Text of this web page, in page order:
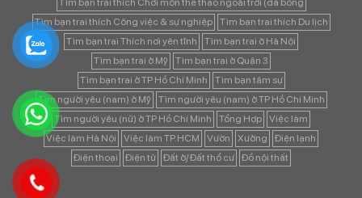
Tìm bạn trai thích Chơi môn thể thao ngoài trời (đá bóng
Tìm bạn trai thích Công việc & sự nghiệp
Tìm bạn trai thích Du lịch
Tìm bạn trai Thích nơi yên tĩnh
Tìm bạn trai ở Hà Nội
Tìm bạn trai ở Mỹ
Tìm bạn trai ở Quận 3
Tìm bạn trai ở TP Hồ Chí Minh
Tìm bạn tâm sự
Tìm người yêu (nam) ở Mỹ
Tìm người yêu (nam) ở TP Hồ Chí Minh
Tìm người yêu (nữ) ở TP Hồ Chí Minh
Tổng Hợp
Việc làm
Việc làm Hà Nội
Việc làm TP.HCM Vườn Xưởng
Điện lạnh
Điện thoại
Điện tử Đất ở/ Đất thổ cư Đồ nội thất